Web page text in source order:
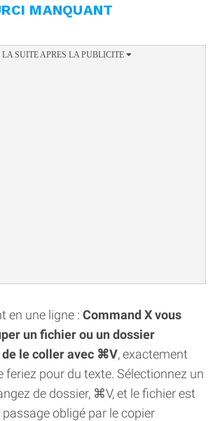
MANQUANT
en une ligne : Command X vous
un fichier ou un dossier
le coller avec ⌘V, exactement
feriez pour du texte. Sélectionnez un
de dossier, ⌘V, et le fichier est
passage obligé par le copier